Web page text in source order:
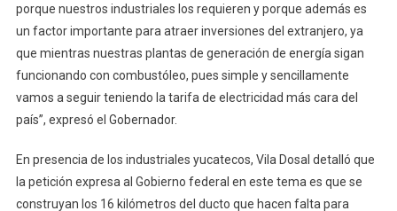
porque nuestros industriales los requieren y porque además es
un factor importante para atraer inversiones del extranjero, ya
que mientras nuestras plantas de generación de energía sigan
funcionando con combustóleo, pues simple y sencillamente
vamos a seguir teniendo la tarifa de electricidad más cara del
país”, expresó el Gobernador.
En presencia de los industriales yucatecos, Vila Dosal detalló que
la petición expresa al Gobierno federal en este tema es que se
construyan los 16 kilómetros del ducto que hacen falta para